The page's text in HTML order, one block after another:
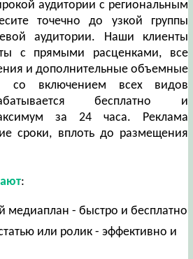
аудитории с региональным
точечно до узкой группы
аудитории. Наши клиенты
с прямыми расценками, все
и дополнительные объемные
со включением всех видов
бесплатно и
за 24 часа. Реклама
сроки, вплоть до размещения
:
медиаплан - быстро и бесплатно
или ролик - эффективно и